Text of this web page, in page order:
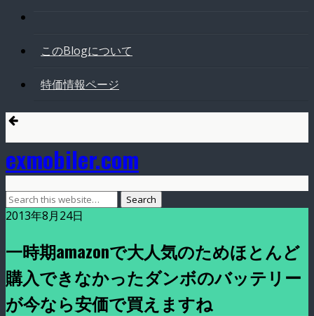
このBlogについて
特価情報ページ
exmobiler.com
2013年8月24日
一時期amazonで大人気のためほとんど
購入できなかったダンボのバッテリー
が今なら安価で買えますね